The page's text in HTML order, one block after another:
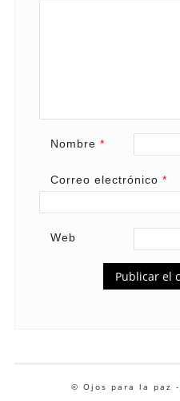
Nombre *
Correo electrónico *
Web
© Ojos para la paz -